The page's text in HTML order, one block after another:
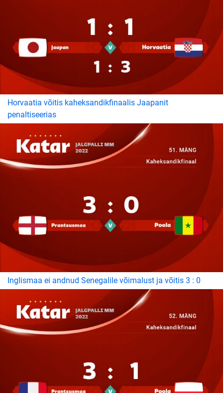
Horvaatia võitis kaheksandikfinaalis Jaapanit
penaltiseerias
Inglismaa ei andnud Senegalile võimalust ja võitis 3 : 0